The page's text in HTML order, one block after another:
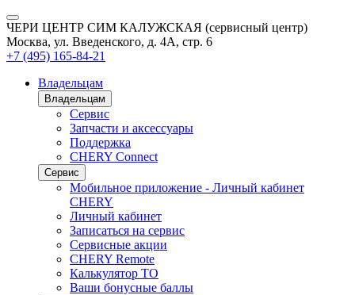
ЧЕРИ ЦЕНТР СИМ КАЛУЖСКАЯ (сервисный центр)
Москва, ул. Введенского, д. 4А, стр. 6
+7 (495) 165-84-21
Владельцам
Владельцам
Сервис
Запчасти и аксессуары
Поддержка
CHERY Connect
Сервис
Мобильное приложение - Личный кабинет
CHERY
Личный кабинет
Записаться на сервис
Сервисные акции
CHERY Remote
Калькулятор ТО
Ваши бонусные баллы